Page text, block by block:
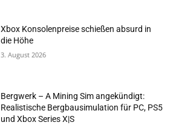
Xbox Konsolenpreise schießen absurd in
die Höhe
3. August 2026
Bergwerk – A Mining Sim angekündigt:
Realistische Bergbausimulation für PC, PS5
und Xbox Series X|S